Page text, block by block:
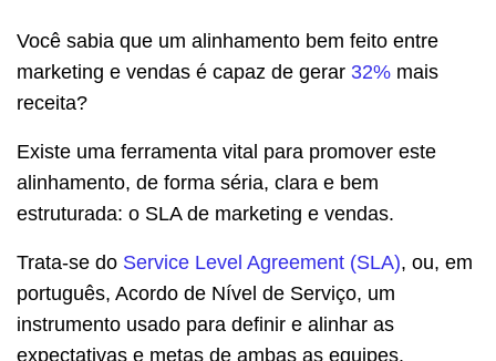
Você sabia que um alinhamento bem feito entre
marketing e vendas é capaz de gerar 32% mais
receita?
Existe uma ferramenta vital para promover este
alinhamento, de forma séria, clara e bem
estruturada: o SLA de marketing e vendas.
Trata-se do Service Level Agreement (SLA), ou, em
português, Acordo de Nível de Serviço, um
instrumento usado para definir e alinhar as
expectativas e metas de ambas as equipes.